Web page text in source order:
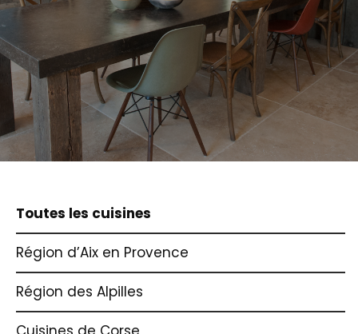
Toutes les cuisines
Région d’Aix en Provence
Région des Alpilles